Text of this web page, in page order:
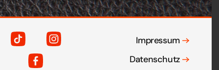
Impressum
Datenschutz